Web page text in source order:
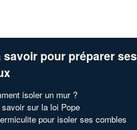
savoir pour préparer ses
isoler un mur ?
savoir sur la loi Pope
pour isoler ses combles